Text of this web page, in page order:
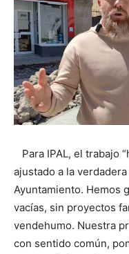
Para IPAL, el trabajo
ajustado a la
Ayuntamiento. Hemos
vacías, sin proyectos
vendehumo. Nuestra
con sentido común,